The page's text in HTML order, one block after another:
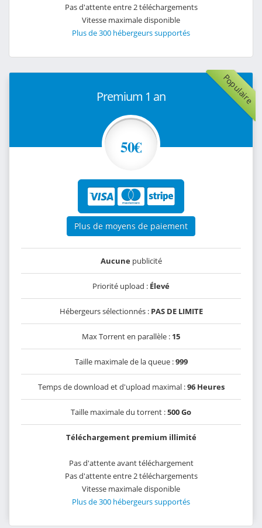
Pas d'attente entre 2 téléchargements
Vitesse maximale disponible
Plus de 300 hébergeurs supportés
Populaire
Premium 1 an
50€
Plus de moyens de paiement
Aucunepublicité
Priorité upload : Élevé
Hébergeurs sélectionnés : PAS DE LIMITE
Max Torrent en parallèle : 15
Taille maximale de la queue :999
Temps de download et d'upload maximal :96 Heures
Taille maximale du torrent :500 Go
Téléchargement premium illimité
Pas d'attente avant téléchargement
Pas d'attente entre 2 téléchargements
Vitesse maximale disponible
Plus de 300 hébergeurs supportés